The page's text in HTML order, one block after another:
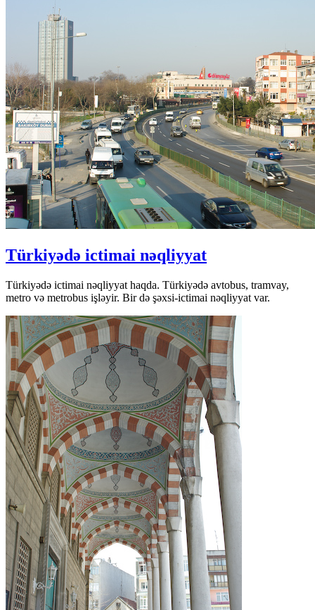
Türkiyədə ictimai nəqliyyat
Türkiyədə ictimai nəqliyyat haqda. Türkiyədə avtobus, tramvay,
metro və metrobus işləyir. Bir də şəxsi-ictimai nəqliyyat var.